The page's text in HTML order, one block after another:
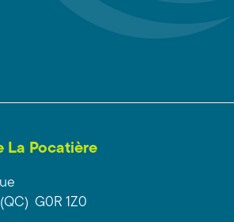
La Pocatière
G0R 1Z0